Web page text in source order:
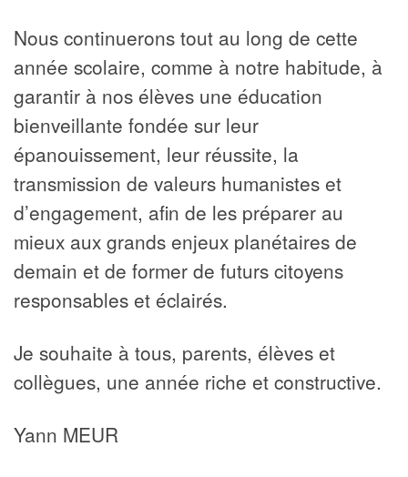
Nous continuerons tout au long de cette
année scolaire, comme à notre habitude, à
garantir à nos élèves une éducation
bienveillante fondée sur leur
épanouissement, leur réussite, la
transmission de valeurs humanistes et
d’engagement, afin de les préparer au
mieux aux grands enjeux planétaires de
demain et de former de futurs citoyens
responsables et éclairés.
Je souhaite à tous, parents, élèves et
collègues, une année riche et constructive.
Yann MEUR